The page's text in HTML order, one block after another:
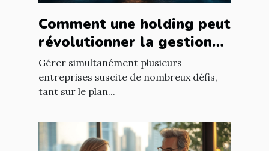
Comment une holding peut
révolutionner la gestion
d’entreprises multiples ?
Gérer simultanément plusieurs
entreprises suscite de nombreux défis,
tant sur le plan...